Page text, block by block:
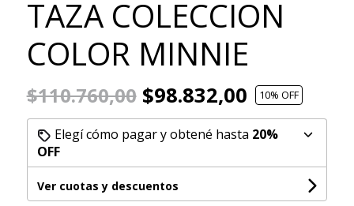
TAZA COLECCION
COLOR MINNIE
$110.760,00$98.832,00 10% OFF
Elegí cómo pagar y obtené hasta 20%
OFF
Ver cuotas y descuentos